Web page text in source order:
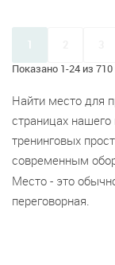
Показано 1-24 из
1
Найти место для
страницах
тренинговых
современным
Место - это
переговорная.